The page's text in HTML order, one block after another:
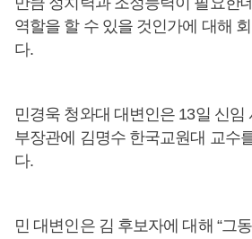
역할을 할 수 있을 것인가에 대해
다.
민경욱 청와대 대변인은 13일 신임
부장관에 김명수 한국교원대 교수
다.
민 대변인은 김 후보자에 대해 “그